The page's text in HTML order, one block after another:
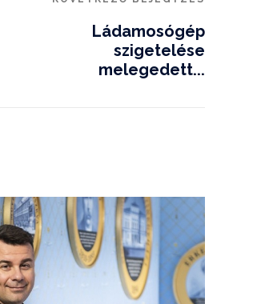
Ládamosógép
szigetelése
melegedett...